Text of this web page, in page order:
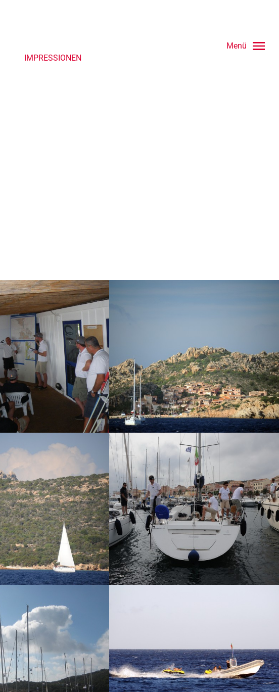
IMPRESSIONEN
Menü